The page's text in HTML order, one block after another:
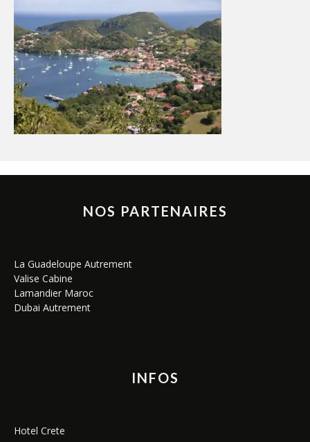
NOS PARTENAIRES
La Guadeloupe Autrement
Valise Cabine
Lamandier Maroc
Dubai Autrement
INFOS
Hotel Crete